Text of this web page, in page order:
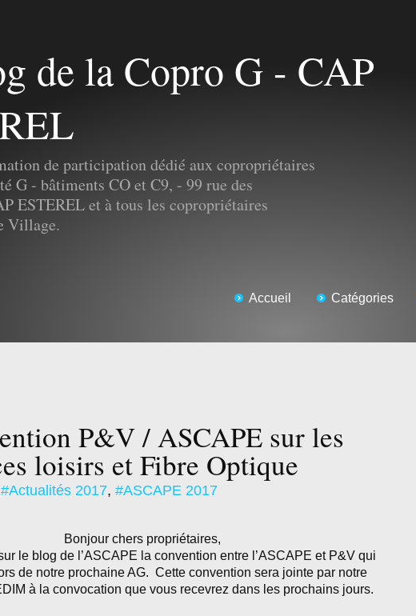
de participation dédié aux copropriétaires
G - bâtiments CO et C9, - 99 rue des
ESTEREL et à tous les copropriétaires
Village.
Accueil Catégories
P&V / ASCAPE sur les
loisirs et Fibre Optique
#Actualités 2017, #ASCAPE 2017
Bonjour chers propriétaires,
le blog de l’ASCAPE la convention entre l’ASCAPE et P&V qui
de notre prochaine AG. Cette convention sera jointe par notre
à la convocation que vous recevrez dans les prochains jours.